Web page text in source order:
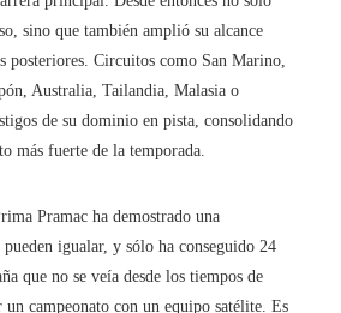
sino que también amplió su alcance
posteriores. Circuitos como San Marino,
Australia, Tailandia, Malasia o
de su dominio en pista, consolidando
más fuerte de la temporada.
Pramac ha demostrado una
igualar, y sólo ha conseguido 24
que no se veía desde los tiempos de
un campeonato con un equipo satélite. Es